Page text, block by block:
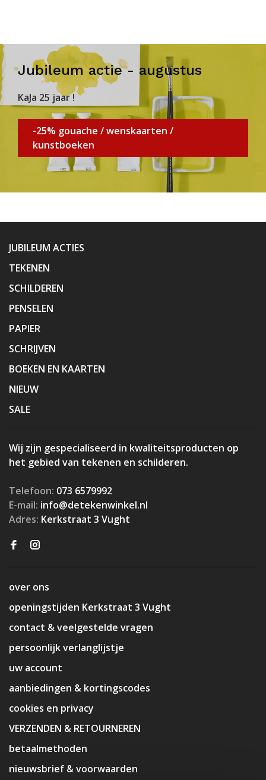
Jubileum actie - augustus
KaJa 25 jaar !
-25% gouache / wenskaarten /
kunstboeken
JUBILEUM ACTIES
TEKENEN
SCHILDEREN
PENSELEN
PAPIER
SCHRIJVEN
BOEKEN EN KAARTEN
NIEUW
SALE
Wij zijn gespecialiseerd in kwaliteitsproducten op
het gebied van tekenen en schilderen.
Telefoon: 073 6579992
E-mail: info@detekenwinkel.nl
Adres: Kerkstraat 3 Vught
over ons
openingstijden Kerkstraat 3 Vught
contact & veelgestelde vragen
persoonlijk verlanglijstje
uw account
aanbiedingen & kortingscodes
cookies en privacy
VERZENDEN & RETOURNEREN
betaalmethoden
nieuwsbrief & voorwaarden